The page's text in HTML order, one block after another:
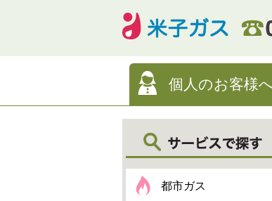
個人のお客様
都市ガス